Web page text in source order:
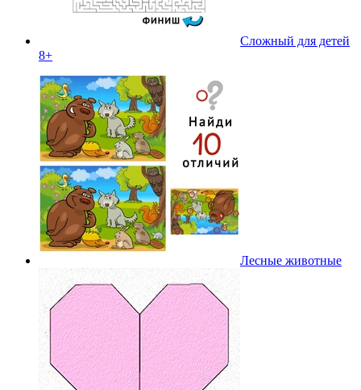
Сложный для детей
8+
Лесные животные